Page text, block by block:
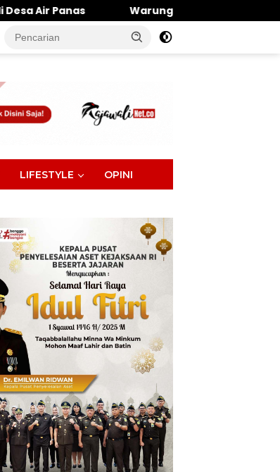
Warung Makan Dipantai Khatulistiwa Hangus
LIFESTYLE OPINI